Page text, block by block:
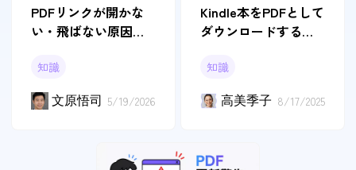
PDFリンクが開かな
い・飛ばない原因と
方法5選
知識
文原悟司 5/19/2026
Kindle本をPDFとして
ダウンロードする方
知識
高美季子 8/17/2025